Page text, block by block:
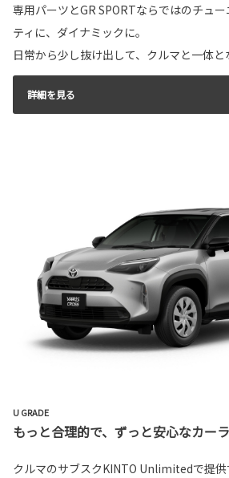
専用パーツとGR SPORTならではのチュ
ティに、ダイナミックに。
日常から少し抜け出して、クルマと一体と
詳細を見る
U GRADE
もっと合理的で、ずっと安心なカーラ
クルマのサブスクKINTO Unlimitedで提供